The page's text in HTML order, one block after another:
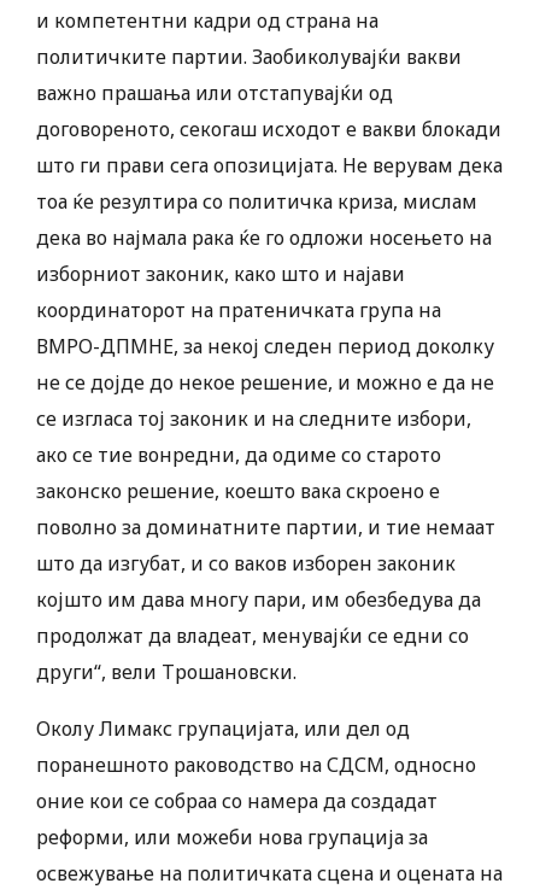
и компетентни кадри од страна на
политичките партии. Заобиколувајќи вакви
важно прашања или отстапувајќи од
договореното, секогаш исходот е вакви блокади
што ги прави сега опозицијата. Не верувам дека
тоа ќе резултира со политичка криза, мислам
дека во најмала рака ќе го одложи носењето на
изборниот законик, како што и најави
координаторот на пратеничката група на
ВМРО-ДПМНЕ, за некој следен период доколку
не се дојде до некое решение, и можно е да не
се изгласа тој законик и на следните избори,
ако се тие вонредни, да одиме со старото
законско решение, коешто вака скроено е
поволно за доминатните партии, и тие немаат
што да изгубат, и со ваков изборен законик
којшто им дава многу пари, им обезбедува да
продолжат да владеат, менувајќи се едни со
други“, вели Трошановски.
Околу Лимакс групацијата, или дел од
поранешното раководство на СДСМ, односно
оние кои се собраа со намера да создадат
реформи, или можеби нова групација за
освежување на политичката сцена и оцената на